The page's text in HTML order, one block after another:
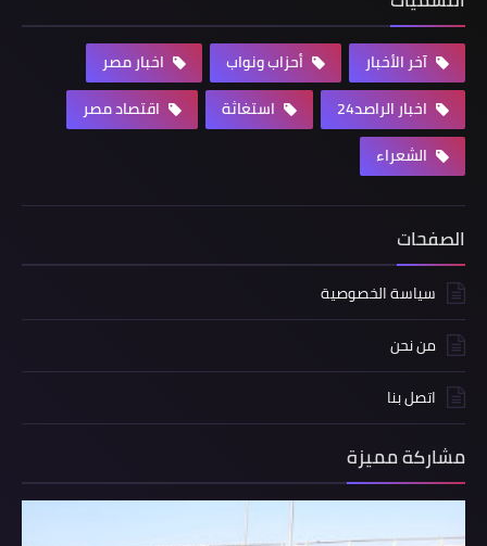
آخر الأخبار أحزاب ونواب
اخبار مصر
اخبار الراصد24
استغاثة
اقتصاد مصر
الشعراء
الصفحات
سياسة الخصوصية
من نحن
اتصل بنا
مشاركة مميزة